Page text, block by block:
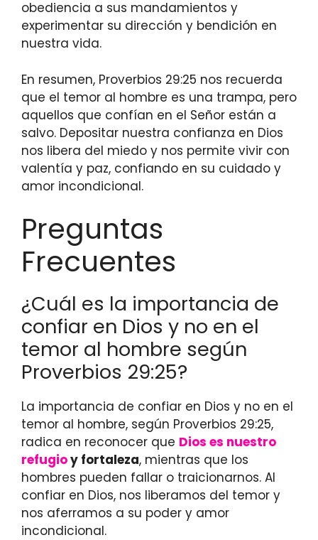
obediencia a sus mandamientos y
experimentar su dirección y bendición en
nuestra vida.
En resumen, Proverbios 29:25 nos recuerda
que el temor al hombre es una trampa, pero
aquellos que confían en el Señor están a
salvo. Depositar nuestra confianza en Dios
nos libera del miedo y nos permite vivir con
valentía y paz, confiando en su cuidado y
amor incondicional.
Preguntas
Frecuentes
¿Cuál es la importancia de
confiar en Dios y no en el
temor al hombre según
Proverbios 29:25?
La importancia de confiar en Dios y no en el
temor al hombre, según Proverbios 29:25,
radica en reconocer que Dios es nuestro
refugioy fortaleza, mientras que los
hombres pueden fallar o traicionarnos. Al
confiar en Dios, nos liberamos del temor y
nos aferramos a su poder y amor
incondicional.